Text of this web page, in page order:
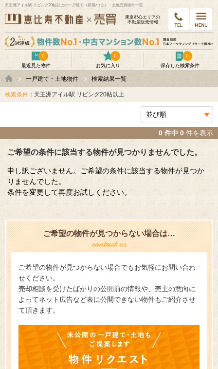
天王洲アイル駅 リビング20帖以上の一戸建て（新築/中古）・土地売買物件一覧
東京都⼼エリアの
不動産販売情報
最近見た物件
0
お気に入り
0
保存した検索条件
0
一戸建て・土地物件 検索結果一覧
検索条件 ：天王洲アイル駅 リビング20帖以上
0 件中 0 件を表示
ご希望の条件に該当する物件が見つかりませんでした。
申し訳ございません。ご希望の条件に該当する物件が見つか
りませんでした。
条件を変更して再度お試しください。
ご希望の物件が見つからない場合は…
ご希望の物件が見つからない場合でもお気軽にお問い合わ
せください。
売却相談を受けたばかりの公開前の情報や、売主の意向に
よってネット広告など表に公開できない物件もご紹介させ
て頂きます。